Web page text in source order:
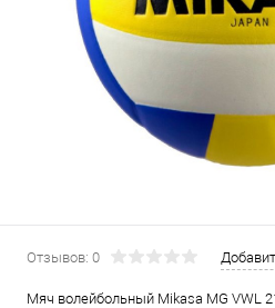
Отзывов: 0
Мяч волейбольный Mikasa MG VWL